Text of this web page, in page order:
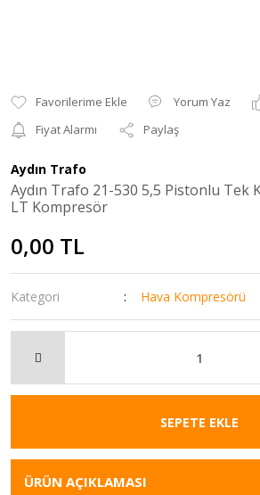
Yorum Yaz
Fiyat Alarmı
Paylaş
Aydın Trafo
Aydın Trafo 21-530 5,5 Pistonlu Tek
LT Kompresör
0,00 TL
Kategori Hava Kompresörü
SEPETE EKLE
ÜRÜN AÇIKLAMASI